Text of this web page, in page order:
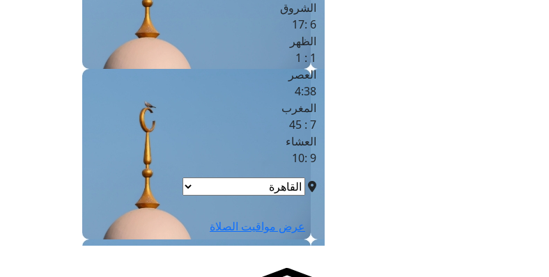
الشروق
6 :17
الظهر
1 : 1
العصر
4:38
المغرب
7 : 45
العشاء
9 :10
عرض مواقيت الصلاة